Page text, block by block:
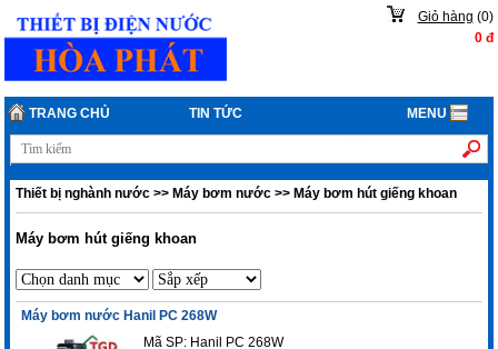
Giỏ hàng (0)
0đ
TRANG CHỦ TIN TỨC MENU
Thiết bị nghành nước >>Máy bơm nước >>Máy bơm hút giếng khoan
Máy bơm hút giếng khoan
Máy bơm nước Hanil PC 268W
Mã SP: Hanil PC 268W